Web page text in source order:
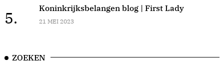
5.
Koninkrijksbelangen blog | First Lady
21 MEI 2023
ZOEKEN